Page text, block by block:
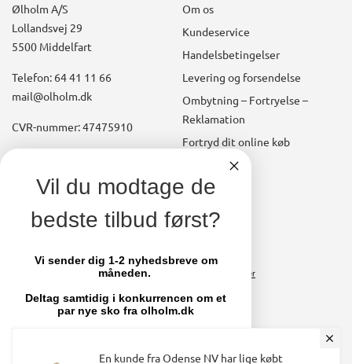
Ølholm A/S
Lollandsvej 29
5500 Middelfart
Telefon: 64 41 11 66
mail@olholm.dk
CVR-nummer: 47475910
Om os
Kundeservice
Handelsbetingelser
Levering og forsendelse
Ombytning – Fortryelse –
Reklamation
Fortryd dit online køb
Konto
Brugerkonto, startside
Fakturaer
Skift adgangskode
square
facebook
En kunde fra Odense NV har lige købt
Vil du modtage de
bedste tilbud først?
Vi sender dig 1-2 nyhedsbreve om
måneden.
Deltag samtidig i konkurrencen om et
par nye sko fra olholm.dk